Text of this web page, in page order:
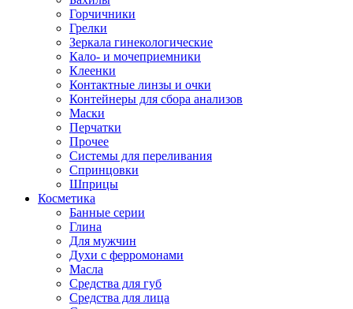
Горчичники
Грелки
Зеркала гинекологические
Кало- и мочеприемники
Клеенки
Контактные линзы и очки
Контейнеры для сбора анализов
Маски
Перчатки
Прочее
Системы для переливания
Спринцовки
Шприцы
Косметика
Банные серии
Глина
Для мужчин
Духи с ферромонами
Масла
Средства для губ
Средства для лица